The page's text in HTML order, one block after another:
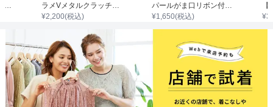
¥2,200(税込)
パールがま口リボン付きバック
¥1,650(税込) ¥